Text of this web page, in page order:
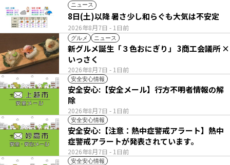
ニュース
2026年8月7日 - 1日前
8日(土)以降 暑さ少し和らぐも大気は不安定
グルメ ニュース
2026年8月7日 - 1日前
新グルメ誕生「３色おにぎり」 3商工会議所 ×
いっさく
安全安心情報
2026年8月7日 - 1日前
安全安心:【安全メール】行方不明者情報の解
除
安全安心情報
2026年8月7日 - 1日前
安全安心:【注意：熱中症警戒アラート】熱中
症警戒アラートが発表されています。
安全安心情報